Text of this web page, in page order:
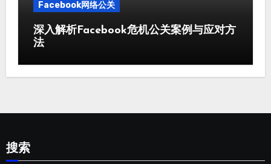
Facebook网络公关
深入解析Facebook危机公关案例与应对方
法
搜索